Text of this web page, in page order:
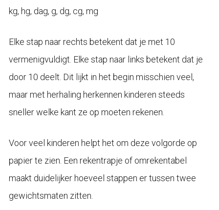
kg, hg, dag, g, dg, cg, mg
Elke stap naar rechts betekent dat je met 10
vermenigvuldigt. Elke stap naar links betekent dat je
door 10 deelt. Dit lijkt in het begin misschien veel,
maar met herhaling herkennen kinderen steeds
sneller welke kant ze op moeten rekenen.
Voor veel kinderen helpt het om deze volgorde op
papier te zien. Een rekentrapje of omrekentabel
maakt duidelijker hoeveel stappen er tussen twee
gewichtsmaten zitten.